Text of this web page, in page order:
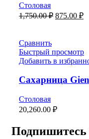
Столовая
1,750.00₽ 875.00 ₽
Сравнить
Быстрый просмотр
Добавить в
Сахарница
Столовая
20,260.00 ₽